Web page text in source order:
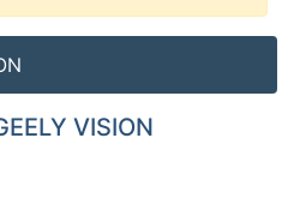
VISION